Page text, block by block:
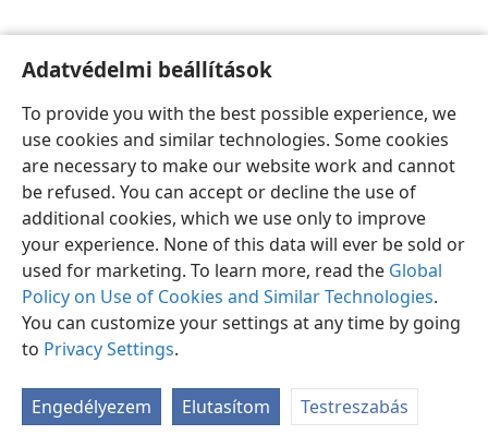
Adatvédelmi beállítások
To provide you with the best possible experience, we
use cookies and similar technologies. Some cookies
are necessary to make our website work and cannot
be refused. You can accept or decline the use of
additional cookies, which we use only to improve
your experience. None of this data will ever be sold or
used for marketing. To learn more, read the Global
Policy on Use of Cookies and Similar Technologies.
You can customize your settings at any time by going
to Privacy Settings.
Engedélyezem Elutasítom Testreszabás
Magyar Beállítások
Copyright© 2026 Watch Tower Bible and Tract Society of Pennsylvania
Bizalmas információra vonatkozó szabályok
Adatvédelmi beállítások
JW.ORG Bejelentkezés